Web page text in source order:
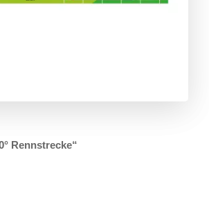
Rennstrecke“